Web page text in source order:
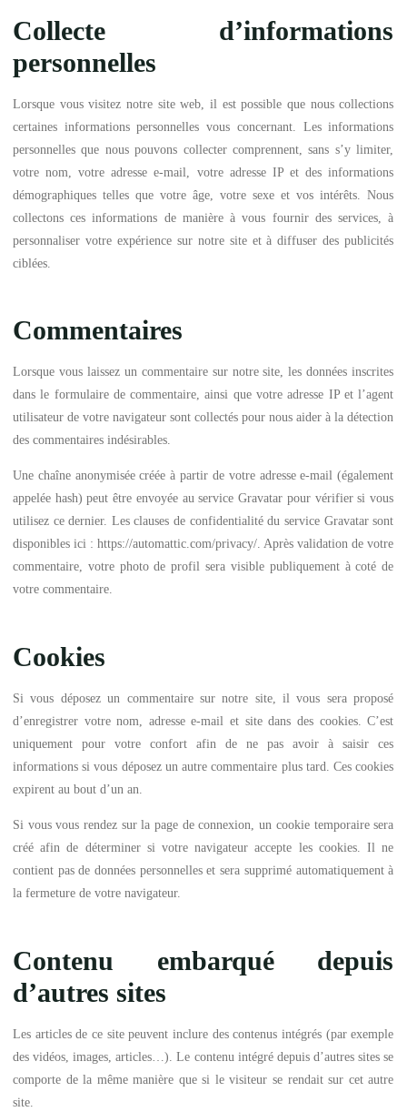
Collecte d’informations
personnelles
Lorsque vous visitez notre site web, il est possible que nous collections
certaines informations personnelles vous concernant. Les informations
personnelles que nous pouvons collecter comprennent, sans s’y limiter,
votre nom, votre adresse e-mail, votre adresse IP et des informations
démographiques telles que votre âge, votre sexe et vos intérêts. Nous
collectons ces informations de manière à vous fournir des services, à
personnaliser votre expérience sur notre site et à diffuser des publicités
ciblées.
Commentaires
Lorsque vous laissez un commentaire sur notre site, les données inscrites
dans le formulaire de commentaire, ainsi que votre adresse IP et l’agent
utilisateur de votre navigateur sont collectés pour nous aider à la détection
des commentaires indésirables.
Une chaîne anonymisée créée à partir de votre adresse e-mail (également
appelée hash) peut être envoyée au service Gravatar pour vérifier si vous
utilisez ce dernier. Les clauses de confidentialité du service Gravatar sont
disponibles ici : https://automattic.com/privacy/. Après validation de votre
commentaire, votre photo de profil sera visible publiquement à coté de
votre commentaire.
Cookies
Si vous déposez un commentaire sur notre site, il vous sera proposé
d’enregistrer votre nom, adresse e-mail et site dans des cookies. C’est
uniquement pour votre confort afin de ne pas avoir à saisir ces
informations si vous déposez un autre commentaire plus tard. Ces cookies
expirent au bout d’un an.
Si vous vous rendez sur la page de connexion, un cookie temporaire sera
créé afin de déterminer si votre navigateur accepte les cookies. Il ne
contient pas de données personnelles et sera supprimé automatiquement à
la fermeture de votre navigateur.
Contenu embarqué depuis
d’autres sites
Les articles de ce site peuvent inclure des contenus intégrés (par exemple
des vidéos, images, articles…). Le contenu intégré depuis d’autres sites se
comporte de la même manière que si le visiteur se rendait sur cet autre
site.